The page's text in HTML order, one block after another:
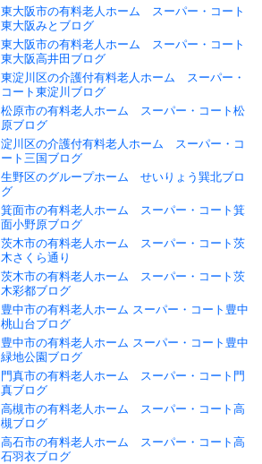
東大阪市の有料老人ホーム スーパー・コート
東大阪みとブログ
東大阪市の有料老人ホーム スーパー・コート
東大阪高井田ブログ
東淀川区の介護付有料老人ホーム スーパー・
コート東淀川ブログ
松原市の有料老人ホーム スーパー・コート松
原ブログ
淀川区の介護付有料老人ホーム スーパー・コ
ート三国ブログ
生野区のグループホーム せいりょう巽北ブロ
グ
箕面市の有料老人ホーム スーパー・コート箕
面小野原ブログ
茨木市の有料老人ホーム スーパー・コート茨
木さくら通り
茨木市の有料老人ホーム スーパー・コート茨
木彩都ブログ
豊中市の有料老人ホーム スーパー・コート豊中
桃山台ブログ
豊中市の有料老人ホーム スーパー・コート豊中
緑地公園ブログ
門真市の有料老人ホーム スーパー・コート門
真ブログ
高槻市の有料老人ホーム スーパー・コート高
槻ブログ
高石市の有料老人ホーム スーパー・コート高
石羽衣ブログ